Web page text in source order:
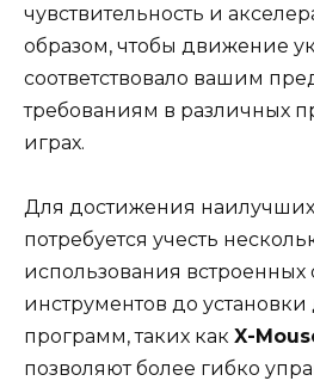
чувствительность и
образом, чтобы движение
соответствовало вашим
требованиям в различных
играх.
Для достижения наилучших
потребуется учесть
использования встроенных
инструментов до
программ, таких как X-
позволяют более гибко